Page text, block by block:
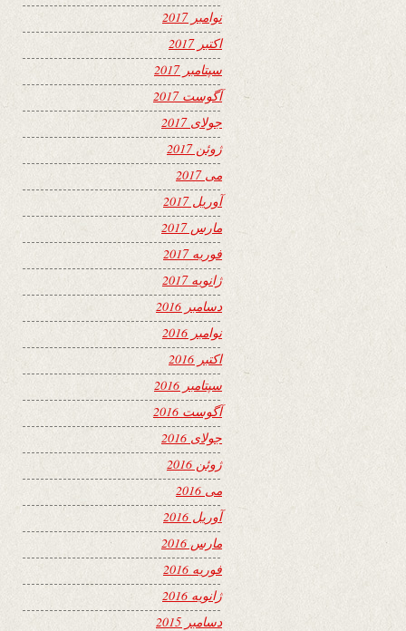
نوامبر 2017
اکتبر 2017
سپتامبر 2017
آگوست 2017
جولای 2017
ژوئن 2017
می 2017
آوریل 2017
مارس 2017
فوریه 2017
ژانویه 2017
دسامبر 2016
نوامبر 2016
اکتبر 2016
سپتامبر 2016
آگوست 2016
جولای 2016
ژوئن 2016
می 2016
آوریل 2016
مارس 2016
فوریه 2016
ژانویه 2016
دسامبر 2015